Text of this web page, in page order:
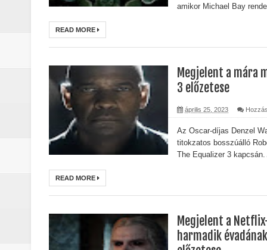
Gonosz halott : Az ébredés
A Yellowstone hiányzó
Jogászok döntötték el Monica
Michael (2026) - Kritika
A Lila Fátyol: Rejtélyek Könyve,
amikor Michael Bay
READ MORE
Megjelent a mára
3 előzetese
április 25, 2023
Az Oscar-díjas Denzel
titokzatos bosszúálló
The Equalizer 3
READ MORE
Megjelent a
harmadik